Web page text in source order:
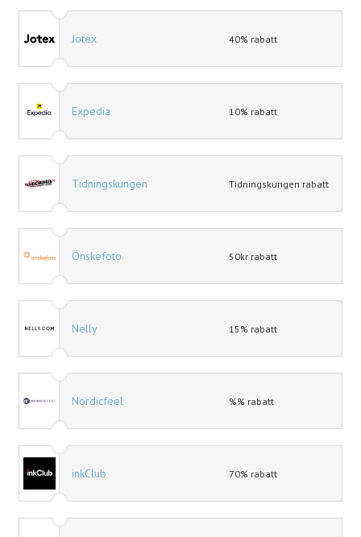
Jotex 40% rabatt
Expedia 10% rabatt
Tidningskungen Tidningskungen rabatt
Önskefoto 50kr rabatt
Nelly 15% rabatt
Nordicfeel %% rabatt
inkClub 70% rabatt